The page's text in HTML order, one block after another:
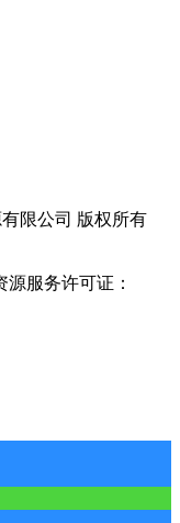
限公司 版权所有
源服务许可证：